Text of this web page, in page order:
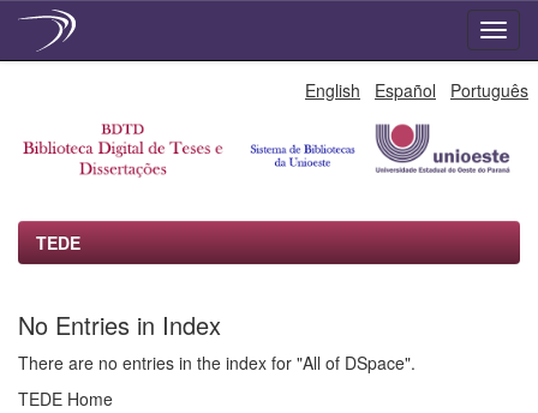
English Español Português
TEDE
No Entries in Index
There are no entries in the index for "All of DSpace".
TEDE Home